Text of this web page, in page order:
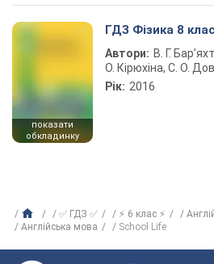
показати
обкладинку
ГДЗ Фізика 8 клас
Автори: В. Г.
О. Кірюхіна, С. О.
Рік: 2016
✅ ГДЗ ✅ ⚡ 6 клас ⚡
Англійська мова
School Life